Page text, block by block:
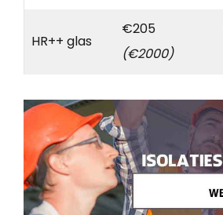
HR++ glas
€205
(€2000)